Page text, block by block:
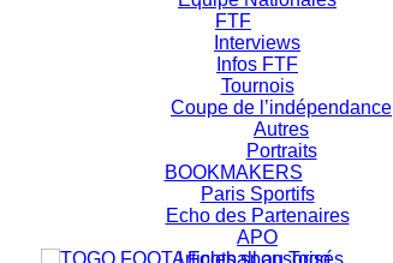
FTF
Interviews
Infos FTF
Tournois
Coupe de l’indépendance
Autres
Portraits
BOOKMAKERS
Paris Sportifs
Echo des Partenaires
APO
Articles sponsorisés